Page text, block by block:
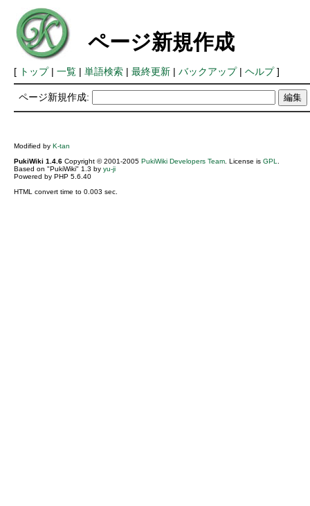
ページ新規作成
[ トップ| 一覧| 単語検索| 最終更新| バックアップ| ヘルプ]
ページ新規作成:
Modified by K-tan
PukiWiki 1.4.6Copyright © 2001-2005 PukiWiki Developers Team. License is GPL
Based on "PukiWiki" 1.3 by yu-ji
Powered by PHP 5.6.40
HTML convert time to 0.003 sec.